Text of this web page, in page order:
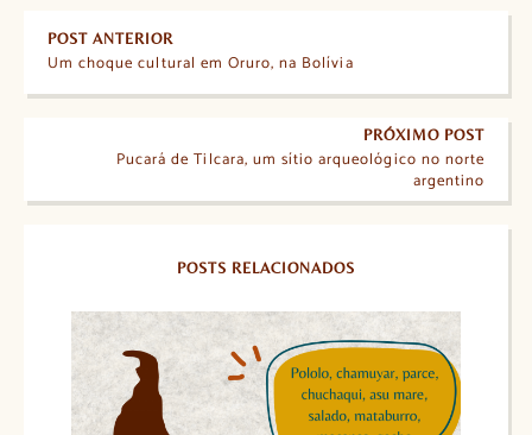
POST ANTERIOR
Um choque cultural em Oruro, na Bolívia
PRÓXIMO POST
Pucará de Tilcara, um sítio arqueológico no norte
argentino
POSTS RELACIONADOS